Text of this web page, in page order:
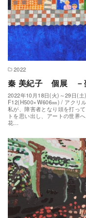
2022
秦 美紀子 個展 －
2022年10月18日(火)～29日(
F12(H500×W606㎜) / アクリ
私が、障害者となり頭を打っ
トを思い出し、アートの世界
花…